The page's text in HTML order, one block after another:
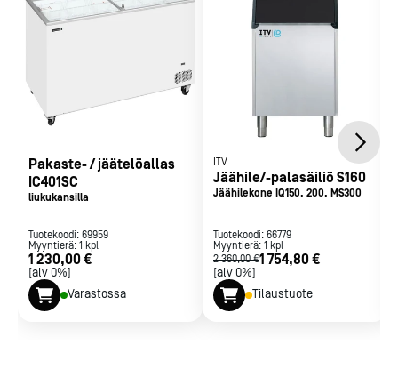
Kylmäaine: R290
Energialuokka: D
Pakaste- / jäätelöallas
IC401SC
liukukansilla
Tuotekoodi: 69959
Myyntierä: 1 kpl
1 230,00 €
[alv 0%]
Varastossa
ITV
Jäähile/-palasäiliö S160
Jäähilekone IQ150, 200, MS300
Tuotekoodi: 66779
Myyntierä: 1 kpl
2 360,00 €1 754,80 €
[alv 0%]
Tilaustuote